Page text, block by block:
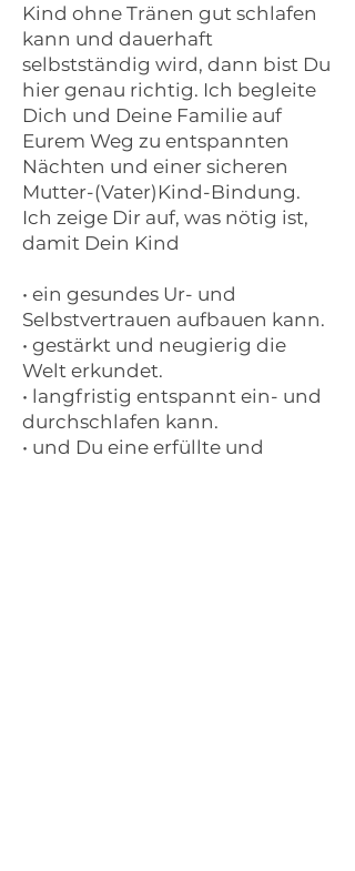
Kind ohne Tränen gut schlafen
kann und dauerhaft
selbstständig wird, dann bist Du
hier genau richtig. Ich begleite
Dich und Deine Familie auf
Eurem Weg zu entspannten
Nächten und einer sicheren
Mutter-(Vater)Kind-Bindung.
Ich zeige Dir auf, was nötig ist,
damit Dein Kind
• ein gesundes Ur- und
Selbstvertrauen aufbauen kann.
• gestärkt und neugierig die
Welt erkundet.
• langfristig entspannt ein- und
durchschlafen kann.
• und Du eine erfüllte und